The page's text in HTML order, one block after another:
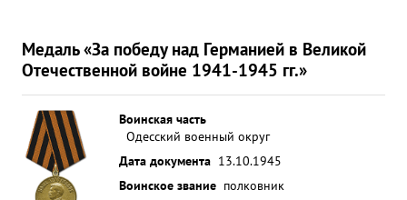
Медаль «За победу над Германией в Великой
Отечественной войне 1941-1945 гг.»
Воинская часть
Одесский военный округ
Дата документа 13.10.1945
Воинское звание полковник